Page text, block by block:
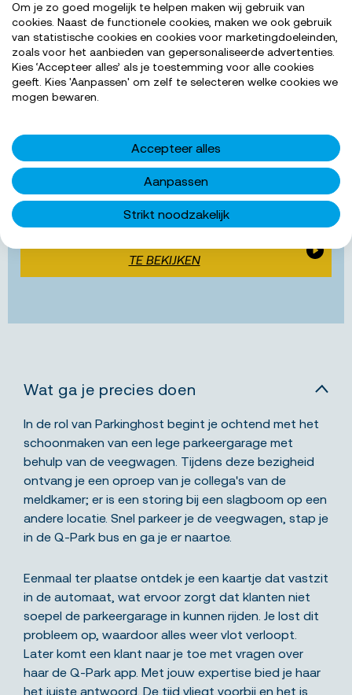
SOLLICITEER NU
cookie instellingen
video's bekijken
TE BEKIJKEN
Wat ga je precies doen
In de rol van Parkinghost begint je ochtend met het
schoonmaken van een lege parkeergarage met
behulp van de veegwagen. Tijdens deze bezigheid
ontvang je een oproep van je collega's van de
meldkamer; er is een storing bij een slagboom op een
andere locatie. Snel parkeer je de veegwagen, stap je
in de Q-Park bus en ga je er naartoe.
Eenmaal ter plaatse ontdek je een kaartje dat vastzit
in de automaat, wat ervoor zorgt dat klanten niet
soepel de parkeergarage in kunnen rijden. Je lost dit
probleem op, waardoor alles weer vlot verloopt.
Later komt een klant naar je toe met vragen over
haar de Q-Park app. Met jouw expertise bied je haar
het juiste antwoord. De tijd vliegt voorbij en het is
Om je zo goed mogelijk te helpen maken wij gebruik van
cookies. Naast de functionele cookies, maken we ook gebruik
van statistische cookies en cookies voor marketingdoeleinden,
zoals voor het aanbieden van gepersonaliseerde advertenties.
Kies ‘Accepteer alles’ als je toestemming voor alle cookies
geeft. Kies 'Aanpassen' om zelf te selecteren welke cookies we
mogen bewaren.
Accepteer alles
Aanpassen
Strikt noodzakelijk